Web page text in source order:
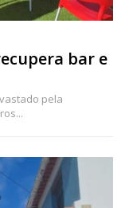
bar e
pela